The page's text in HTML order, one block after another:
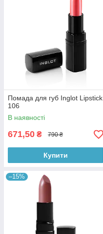
Помада для губ Inglot Lipstick
106
В наявності
671,50 ₴ 790 ₴
Купити
–15%